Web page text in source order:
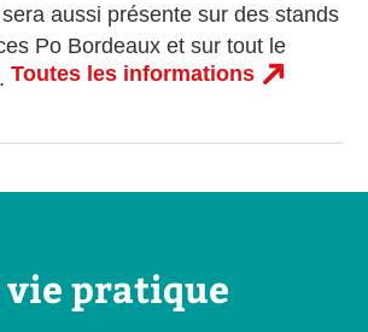
aussi présente sur des stands
Po Bordeaux et sur tout le
Toutes les informations
vie pratique